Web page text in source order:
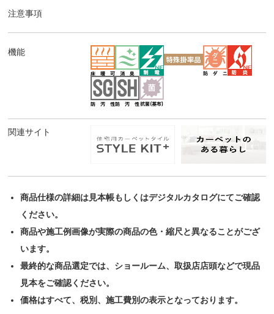
注意事項
機能
関連サイト
商品仕様の詳細は見本帳もしくはデジタルカタログにてご確認
ください。
商品や施工例画像が実際の商品の色・縮尺と異なることがござ
います。
最終的な商品選定では、ショールーム、取扱店店頭などで現品
見本をご確認ください。
価格はすべて、税別、施工費別の表示となっております。